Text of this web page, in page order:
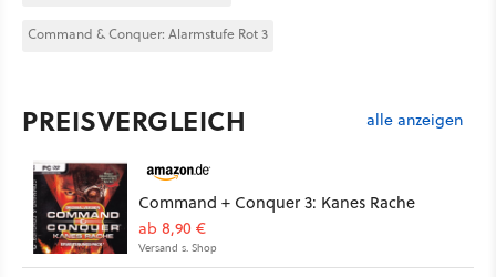
Command & Conquer: Alarmstufe Rot 3
PREISVERGLEICH alle anzeigen
Command + Conquer 3: Kanes Rache
ab 8,90 €
Versand s. Shop